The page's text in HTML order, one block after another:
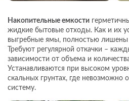
Накопительные емкости
жидкие бытовые отходы. Как и их
выгребные ямы, полностью лишены
Требуют регулярной откачки –
зависимости от объема и
Устанавливаются при высоком
скальных грунтах, где невозможно
систему.